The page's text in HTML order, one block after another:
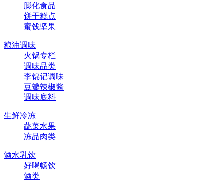
膨化食品
饼干糕点
蜜饯坚果
粮油调味
火锅专栏
调味品类
李锦记调味
豆瓣辣椒酱
调味底料
生鲜冷冻
蔬菜水果
冻品肉类
酒水乳饮
好喝畅饮
酒类